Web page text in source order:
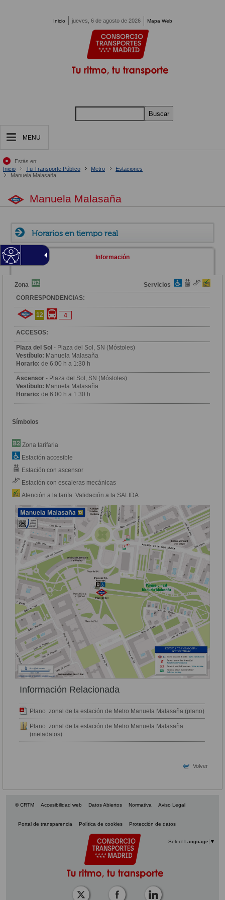
Inicio jueves, 6 de agosto de 2026 Mapa Web
Buscar
MENU
Estás en:
Inicio
Tu Transporte Público Metro
Estaciones
Manuela Malasaña
Manuela Malasaña
Horarios en tiempo real
Información
Zona
Servicios
CORRESPONDENCIAS:
12 4
ACCESOS:
Plaza del Sol - Plaza del Sol, SN (Móstoles)
Vestíbulo: Manuela Malasaña
Horario: de 6:00 h a 1:30 h
Ascensor - Plaza del Sol, SN (Móstoles)
Vestíbulo: Manuela Malasaña
Horario: de 6:00 h a 1:30 h
Símbolos
Zona tarifaria
Estación accesible
Estación con ascensor
Estación con escaleras mecánicas
Atención a la tarifa. Validación a la SALIDA
Información Relacionada
Plano zonal de la estación de Metro Manuela Malasaña (plano)
Plano zonal de la estación de Metro Manuela Malasaña
(metadatos)
Volver
© CRTM Accesibilidad web Datos Abiertos Normativa Aviso Legal
Portal de transparencia Política de cookies Protección de datos
Select Language ▼